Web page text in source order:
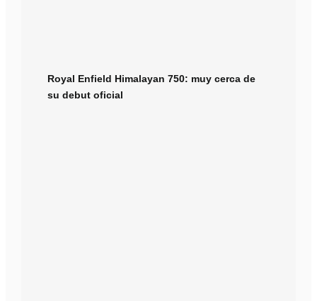
Royal Enfield Himalayan 750: muy cerca de
su debut oficial